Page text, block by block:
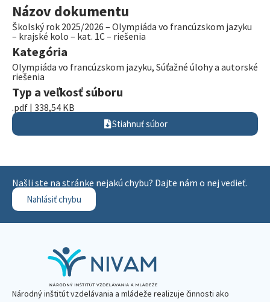
Názov dokumentu
Školský rok 2025/2026 – Olympiáda vo francúzskom jazyku
– krajské kolo – kat. 1C – riešenia
Kategória
Olympiáda vo francúzskom jazyku, Súťažné úlohy a autorské
riešenia
Typ a veľkosť súboru
.pdf | 338,54 KB
Stiahnuť súbor
Našli ste na stránke nejakú chybu? Dajte nám o nej vedieť.
Nahlásiť chybu
Národný inštitút vzdelávania a mládeže realizuje činnosti ako